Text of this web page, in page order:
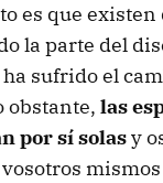
es que
la parte del
sufrido el
obstante, las
por sí solasy